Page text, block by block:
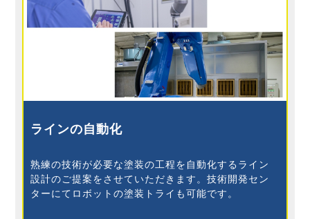
ラインの自動化
熟練の技術が必要な塗装の工程を自動化するライン
設計のご提案をさせていただきます。技術開発セン
ターにてロボットの塗装トライも可能です。